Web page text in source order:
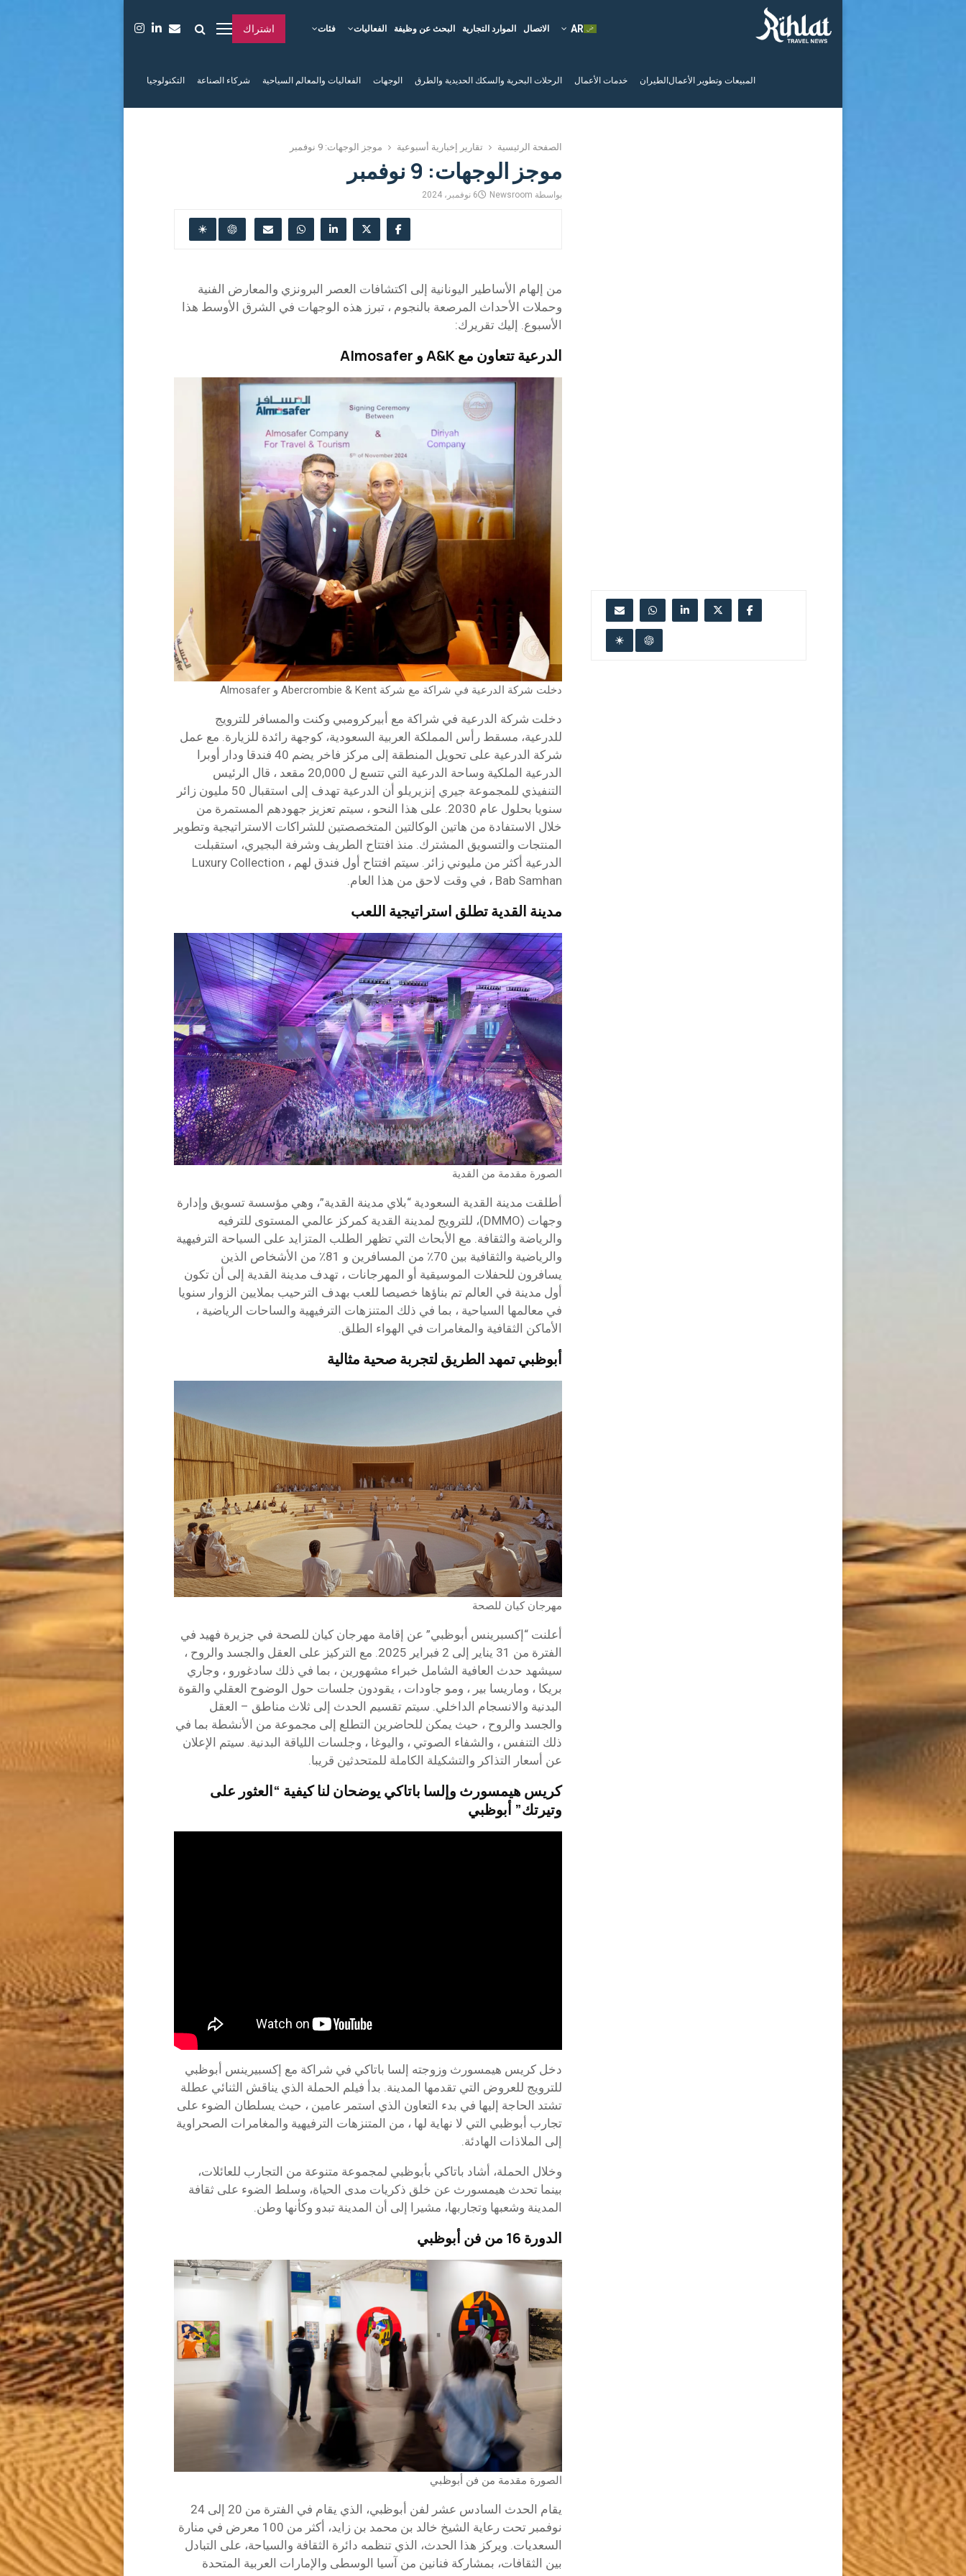
فئات الفعاليات البحث عن وظيفة الموارد التجارية الاتصال اشتراك
المبيعات وتطوير الأعمال الطيران خدمات الأعمال الرحلات البحرية والسكك الحديدية والطرق الوجهات الفعاليات والمعالم السياحية شركاء الصناعة التكنولوجيا
الصفحة الرئيسية تقارير إخبارية أسبوعية موجز الوجهات: 9 نوفمبر
موجز الوجهات: 9 نوفمبر
بواسطة Newsroom 6 نوفمبر، 2024
من إلهام الأساطير اليونانية إلى اكتشافات العصر البرونزي والمعارض الفنية
وحملات الأحداث المرصعة بالنجوم ، تبرز هذه الوجهات في الشرق الأوسط هذا
الأسبوع. إليك تقريرك:
الدرعية تتعاون مع A&K و Almosafer
دخلت شركة الدرعية في شراكة مع شركة Abercrombie & Kent و Almosafer
دخلت شركة الدرعية في شراكة مع أبيركرومبي وكنت والمسافر للترويج
للدرعية، مسقط رأس المملكة العربية السعودية، كوجهة رائدة للزيارة. مع عمل
شركة الدرعية على تحويل المنطقة إلى مركز فاخر يضم 40 فندقا ودار أوبرا
الدرعية الملكية وساحة الدرعية التي تتسع ل 20,000 مقعد ، قال الرئيس
التنفيذي للمجموعة جيري إنزيريلو أن الدرعية تهدف إلى استقبال 50 مليون زائر
سنويا بحلول عام 2030. على هذا النحو ، سيتم تعزيز جهودهم المستمرة من
خلال الاستفادة من هاتين الوكالتين المتخصصتين للشراكات الاستراتيجية وتطوير
المنتجات والتسويق المشترك. منذ افتتاح الطريف وشرفة البجيري، استقبلت
الدرعية أكثر من مليوني زائر. سيتم افتتاح أول فندق لهم ، Luxury Collection
Bab Samhan ، في وقت لاحق من هذا العام.
مدينة القدية تطلق استراتيجية اللعب
الصورة مقدمة من القدية
أطلقت مدينة القدية السعودية “بلاي مدينة القدية”، وهي مؤسسة تسويق وإدارة
وجهات (DMMO)، للترويج لمدينة القدية كمركز عالمي المستوى للترفيه
والرياضة والثقافة. مع الأبحاث التي تظهر الطلب المتزايد على السياحة الترفيهية
والرياضية والثقافية بين 70٪ من المسافرين و 81٪ من الأشخاص الذين
يسافرون للحفلات الموسيقية أو المهرجانات ، تهدف مدينة القدية إلى أن تكون
أول مدينة في العالم تم بناؤها خصيصا للعب بهدف الترحيب بملايين الزوار سنويا
في معالمها السياحية ، بما في ذلك المتنزهات الترفيهية والساحات الرياضية ،
الأماكن الثقافية والمغامرات في الهواء الطلق.
أبوظبي تمهد الطريق لتجربة صحية مثالية
مهرجان كيان للصحة
أعلنت “إكسبرينس أبوظبي” عن إقامة مهرجان كيان للصحة في جزيرة فهيد في
الفترة من 31 يناير إلى 2 فبراير 2025. مع التركيز على العقل والجسد والروح ،
سيشهد حدث العافية الشامل خبراء مشهورين ، بما في ذلك سادغورو ، وجاري
بريكا ، وماريسا بير ، ومو جاودات ، يقودون جلسات حول الوضوح العقلي والقوة
البدنية والانسجام الداخلي. سيتم تقسيم الحدث إلى ثلاث مناطق – العقل
والجسد والروح ، حيث يمكن للحاضرين التطلع إلى مجموعة من الأنشطة بما في
ذلك التنفس ، والشفاء الصوتي ، واليوغا ، وجلسات اللياقة البدنية. سيتم الإعلان
عن أسعار التذاكر والتشكيلة الكاملة للمتحدثين قريبا.
كريس هيمسورث وإلسا باتاكي يوضحان لنا كيفية “العثور على
وتيرتك” أبوظبي
دخل كريس هيمسورث وزوجته إلسا باتاكي في شراكة مع إكسبيرينس أبوظبي
للترويج للعروض التي تقدمها المدينة. بدأ فيلم الحملة الذي يناقش الثنائي عطلة
تشتد الحاجة إليها في بدء التعاون الذي استمر عامين ، حيث يسلطان الضوء على
تجارب أبوظبي التي لا نهاية لها ، من المتنزهات الترفيهية والمغامرات الصحراوية
إلى الملاذات الهادئة.
وخلال الحملة، أشاد باتاكي بأبوظبي لمجموعة متنوعة من التجارب للعائلات،
بينما تحدث هيمسورث عن خلق ذكريات مدى الحياة، وسلط الضوء على ثقافة
المدينة وشعبها وتجاربها، مشيرا إلى أن المدينة تبدو وكأنها وطن.
الدورة 16 من فن أبوظبي
الصورة مقدمة من فن أبوظبي
يقام الحدث السادس عشر لفن أبوظبي، الذي يقام في الفترة من 20 إلى 24
نوفمبر تحت رعاية الشيخ خالد بن محمد بن زايد، أكثر من 100 معرض في منارة
السعديات. ويركز هذا الحدث، الذي تنظمه دائرة الثقافة والسياحة، على التبادل
بين الثقافات، بمشاركة فنانين من آسيا الوسطى والإمارات العربية المتحدة